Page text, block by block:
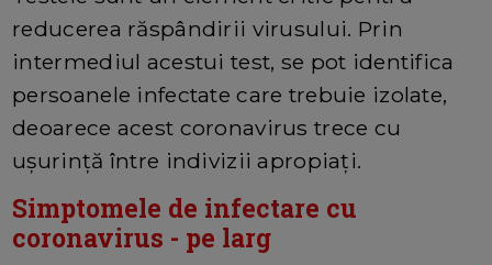
reducerea răspândirii virusului. Prin
intermediul acestui test, se pot identifica
persoanele infectate care trebuie izolate,
deoarece acest coronavirus trece cu
ușurință între indivizii apropiați.
Simptomele de infectare cu
coronavirus - pe larg